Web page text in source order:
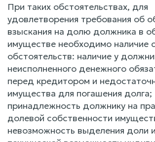
При таких обстоятельствах, для
удовлетворения требования об
взыскания на долю должника в
имуществе необходимо наличие
обстоятельств: наличие у
неисполненного денежного
перед кредитором и
имущества для погашения долга;
принадлежность должнику на
долевой собственности
невозможность выделения доли